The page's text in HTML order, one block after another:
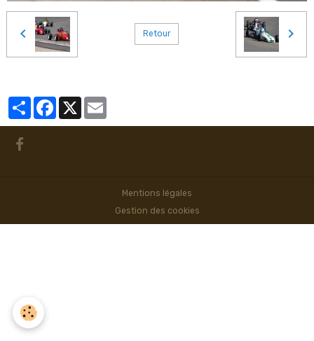
Retour
PartagerFacebook
X
Mentions légales
Gestion des cookies